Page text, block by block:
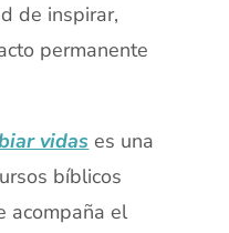
de inspirar,
permanente
vidas es una
bíblicos
acompaña el